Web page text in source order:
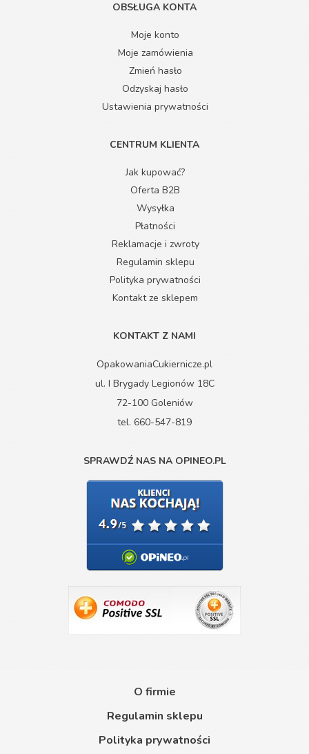
OBSŁUGA KONTA
Moje konto
Moje zamówienia
Zmień hasło
Odzyskaj hasło
Ustawienia prywatności
CENTRUM KLIENTA
Jak kupować?
Oferta B2B
Wysyłka
Płatności
Reklamacje i zwroty
Regulamin sklepu
Polityka prywatności
Kontakt ze sklepem
KONTAKT Z NAMI
OpakowaniaCukiernicze.pl
ul. I Brygady Legionów 18C
72-100 Goleniów
tel. 660-547-819
SPRAWDŹ NAS NA OPINEO.PL
O firmie
Regulamin sklepu
Polityka prywatności